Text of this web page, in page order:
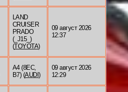
LAND
CRUISER
PRADO
(_J15_)
(TOYOTA)
09 август 2026
12:37
A4 (8EC,
B7) (AUDI )
09 август 2026
12:29